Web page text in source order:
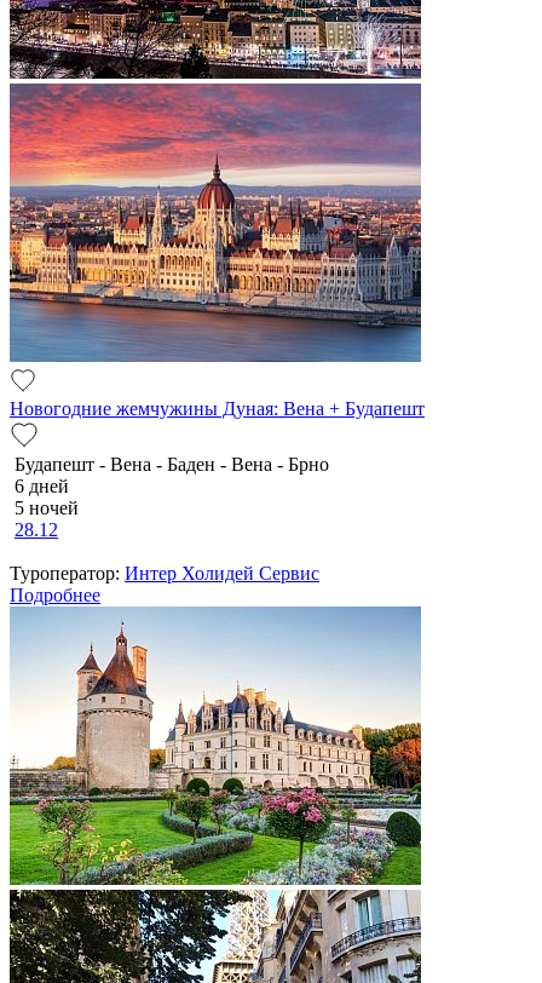
Новогодние жемчужины Дуная: Вена + Будапешт
Будапешт - Вена - Баден - Вена - Брно
6 дней
5 ночей
28.12
Туроператор: Интер Холидей Сервис
Подробнее